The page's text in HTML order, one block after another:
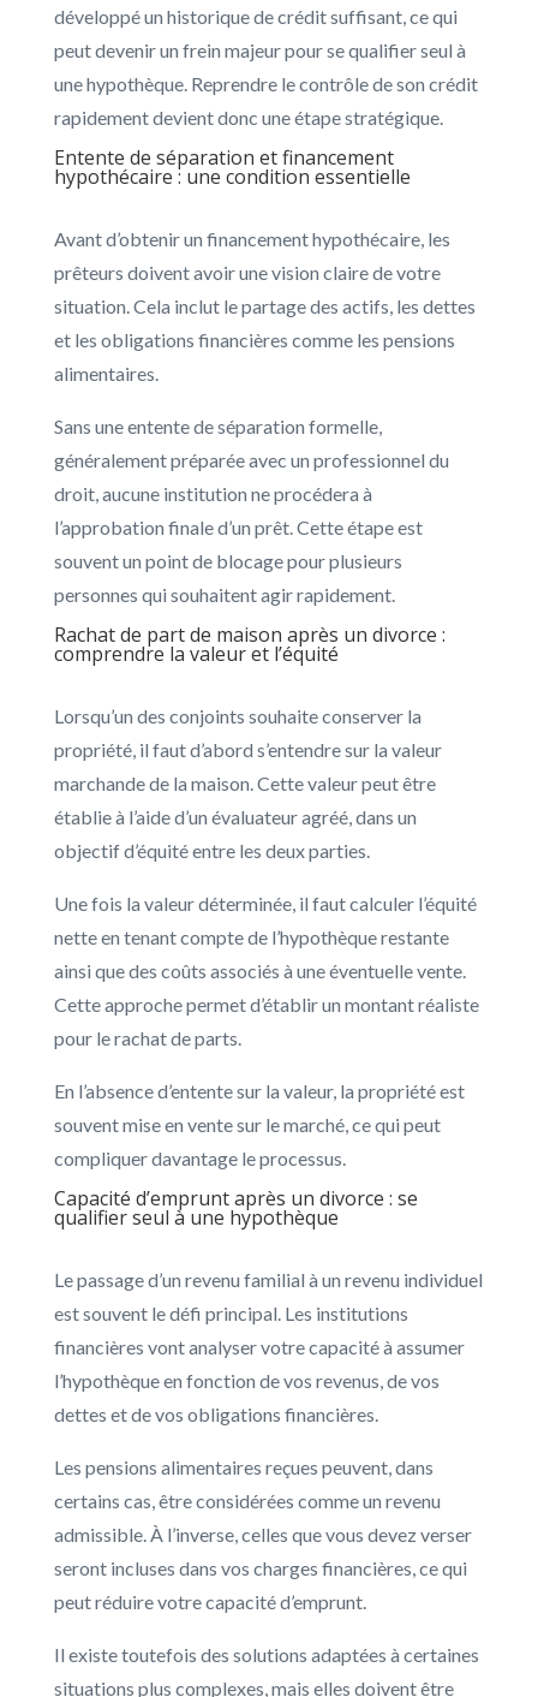
développé un historique de crédit suffisant, ce qui
peut devenir un frein majeur pour se qualifier seul à
une hypothèque. Reprendre le contrôle de son crédit
rapidement devient donc une étape stratégique.
Entente de séparation et financement
hypothécaire : une condition essentielle
Avant d’obtenir un financement hypothécaire, les
prêteurs doivent avoir une vision claire de votre
situation. Cela inclut le partage des actifs, les dettes
et les obligations financières comme les pensions
alimentaires.
Sans une entente de séparation formelle,
généralement préparée avec un professionnel du
droit, aucune institution ne procédera à
l’approbation finale d’un prêt. Cette étape est
souvent un point de blocage pour plusieurs
personnes qui souhaitent agir rapidement.
Rachat de part de maison après un divorce :
comprendre la valeur et l’équité
Lorsqu’un des conjoints souhaite conserver la
propriété, il faut d’abord s’entendre sur la valeur
marchande de la maison. Cette valeur peut être
établie à l’aide d’un évaluateur agréé, dans un
objectif d’équité entre les deux parties.
Une fois la valeur déterminée, il faut calculer l’équité
nette en tenant compte de l’hypothèque restante
ainsi que des coûts associés à une éventuelle vente.
Cette approche permet d’établir un montant réaliste
pour le rachat de parts.
En l’absence d’entente sur la valeur, la propriété est
souvent mise en vente sur le marché, ce qui peut
compliquer davantage le processus.
Capacité d’emprunt après un divorce : se
qualifier seul à une hypothèque
Le passage d’un revenu familial à un revenu individuel
est souvent le défi principal. Les institutions
financières vont analyser votre capacité à assumer
l’hypothèque en fonction de vos revenus, de vos
dettes et de vos obligations financières.
Les pensions alimentaires reçues peuvent, dans
certains cas, être considérées comme un revenu
admissible. À l’inverse, celles que vous devez verser
seront incluses dans vos charges financières, ce qui
peut réduire votre capacité d’emprunt.
Il existe toutefois des solutions adaptées à certaines
situations plus complexes, mais elles doivent être